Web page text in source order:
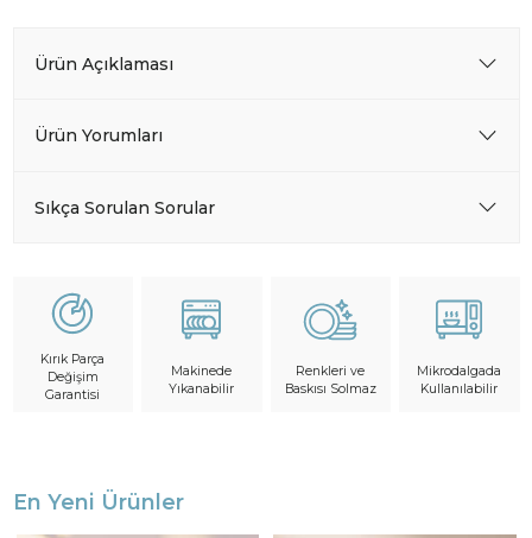
Ürün Açıklaması
Ürün Yorumları
Sıkça Sorulan Sorular
Kırık Parça
Değişim
Garantisi
Makinede
Yıkanabilir
Renkleri ve
Baskısı Solmaz
Mikrodalgada
Kullanılabilir
En Yeni Ürünler